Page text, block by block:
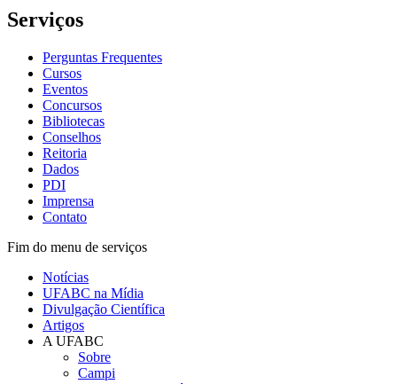
Serviços
Perguntas Frequentes
Cursos
Eventos
Concursos
Bibliotecas
Conselhos
Reitoria
Dados
PDI
Imprensa
Contato
Fim do menu de serviços
Notícias
UFABC na Mídia
Divulgação Científica
Artigos
A UFABC
Sobre
Campi